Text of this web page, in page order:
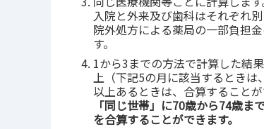
入院と外来及び歯科はそれぞれ別
院外処方による薬局の一部負担
す。
1から3までの方法で計算した結
上（下記5の月に該当するとき
以上あるときは、合算すること
「同じ世帯」に70歳から74歳
を合算することができます。